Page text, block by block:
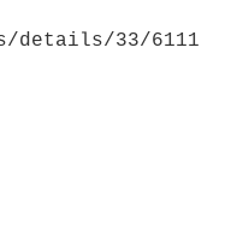
details/33/6111